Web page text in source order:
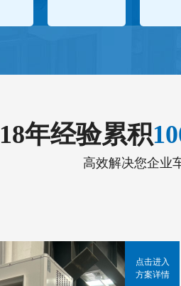
18年经验累积
高效解决您企业
点击进入
方案详情